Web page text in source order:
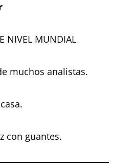
NIVEL MUNDIAL
muchos analistas.
con guantes.